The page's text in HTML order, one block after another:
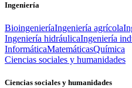
Ingeniería
BioingenieríaIngeniería agrícola
Ingeniería hidráulicaIngeniería
InformáticaMatemáticasQuímica
Ciencias sociales y humanidades
Ciencias sociales y humanidades